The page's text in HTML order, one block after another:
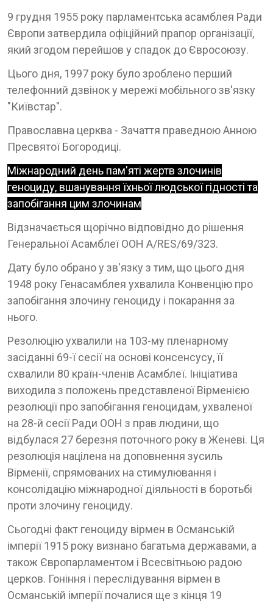
9 грудня 1955 року парламентська асамблея Ради
Європи затвердила офіційний прапор організації,
який згодом перейшов у спадок до Євросоюзу.
Цього дня, 1997 року було зроблено перший
телефонний дзвінок у мережі мобільного зв'язку
"Київстар".
Православна церква - Зачаття праведною Анною
Пресвятої Богородиці.
Міжнародний день пам'яті жертв злочинів
геноциду, вшанування їхньої людської гідності та
запобігання цим злочинам
Відзначається щорічно відповідно до рішення
Генеральної Асамблеї ООН A/RES/69/323.
Дату було обрано у зв'язку з тим, що цього дня
1948 року Генасамблея ухвалила Конвенцію про
запобігання злочину геноциду і покарання за
нього.
Резолюцію ухвалили на 103-му пленарному
засіданні 69-ї сесії на основі консенсусу, її
схвалили 80 країн-членів Асамблеї. Ініціатива
виходила з положень представленої Вірменією
резолюції про запобігання геноцидам, ухваленої
на 28-й сесії Ради ООН з прав людини, що
відбулася 27 березня поточного року в Женеві. Ця
резолюція націлена на доповнення зусиль
Вірменії, спрямованих на стимулювання і
консолідацію міжнародної діяльності в боротьбі
проти злочину геноциду.
Сьогодні факт геноциду вірмен в Османській
імперії 1915 року визнано багатьма державами, а
також Європарламентом і Всесвітньою радою
церков. Гоніння і переслідування вірмен в
Османській імперії почалися ще з кінця 19